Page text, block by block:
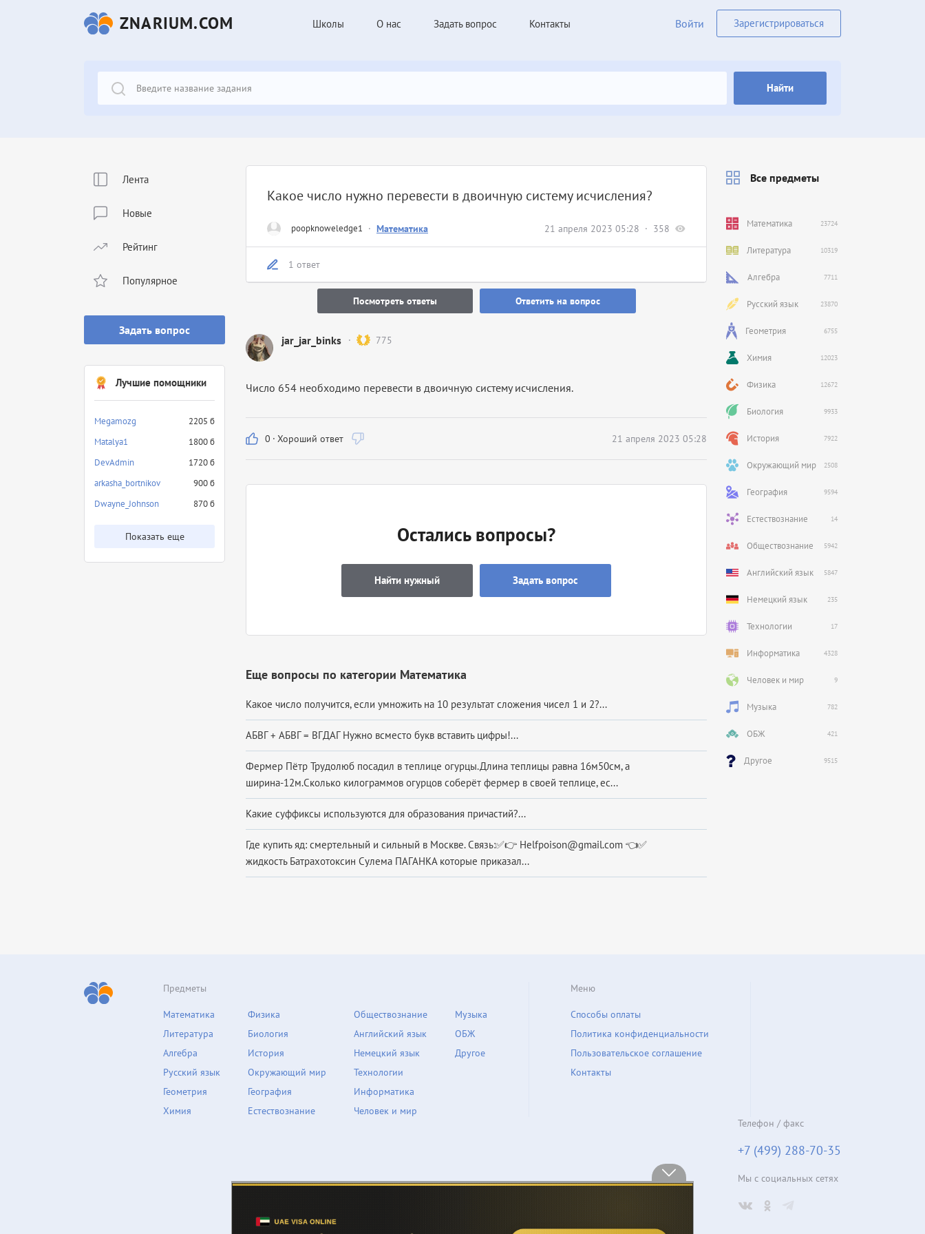
ZNARIUM.COM Школы О нас Задать вопрос Контакты Войти Зарегистрироваться
Найти
Лента
Новые
Рейтинг
Популярное
Задать вопрос
Лучшие помощники
Megamozg
2205 б
Matalya1
1800 б
DevAdmin
1720 б
arkasha_bortnikov
900 б
Dwayne_Johnson
870 б
Показать еще
poopknoweledge1 · Математика 21 апреля 2023 05:28 358
Какое число нужно перевести в двоичную систему исчисления?
1 ответ
Посмотреть ответы Ответить на вопрос
jar_jar_binks 775
Число 654 необходимо перевести в двоичную систему исчисления.
0 · Хороший ответ 21 апреля 2023 05:28
Остались вопросы?
Найти нужный Задать вопрос
Еще вопросы по категории Математика
Какое число получится, если умножить на 10 результат сложения чисел 1 и 2?...
АБВГ + АБВГ = ВГДАГ Нужно всместо букв вставить цифры!...
Фермер Пётр Трудолюб посадил в теплице огурцы.Длина теплицы равна 16м50см, а
ширина-12м.Сколько килограммов огурцов соберёт фермер в своей теплице, ес...
Какие суффиксы используются для образования причастий?...
Где купить яд: смертельный и сильный в Москве. Связь:✅️👉 Helfpoison@gmail.com 👈✅
жидкость Батрахотоксин Сулема ПАГАНКА которые приказал...
Все предметы
Математика 23724
Литература 10319
Алгебра 7711
Русский язык 23870
Геометрия 6755
Химия 12023
Физика 12672
Биология 9933
История 7922
Окружающий мир 2508
География 9594
Естествознание 14
Обществознание 5942
Английский язык 5847
Немецкий язык 235
Технологии 17
Информатика 4328
Человек и мир 9
Музыка 782
ОБЖ 421
Другое 9515
Предметы
Математика
Литература
Алгебра
Русский язык
Геометрия
Химия
Физика
Биология
История
Окружающий мир
География
Естествознание
Обществознание
Английский язык
Немецкий язык
Технологии
Информатика
Человек и мир
Музыка
ОБЖ
Другое
Меню
Способы оплаты
Политика конфиденциальности
Пользовательское соглашение
Контакты
Телефон / факс
+7 (499) 288-70-35
Мы с социальных сетях